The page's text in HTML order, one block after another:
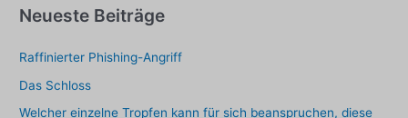
h
n
a
c
Neueste Beiträge
Raffinierter Phishing-Angriff
Das Schloss
Welcher einzelne Tropfen kann für sich beanspruchen, diese